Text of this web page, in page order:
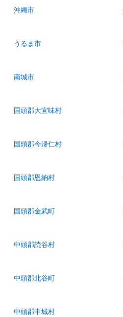
沖縄市
うるま市
南城市
国頭郡大宜味村
国頭郡今帰仁村
国頭郡恩納村
国頭郡金武町
中頭郡読谷村
中頭郡北谷町
中頭郡中城村